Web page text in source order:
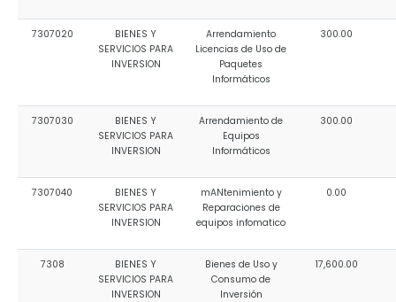
7307020
BIENES Y
SERVICIOS PARA
INVERSION
Arrendamiento
Licencias de Uso de
Paquetes
Informáticos
300.00
7307030
BIENES Y
SERVICIOS PARA
INVERSION
Arrendamiento de
Equipos
Informáticos
300.00
7307040
BIENES Y
SERVICIOS PARA
INVERSION
mANtenimiento y
Reparaciones de
equipos infomatico
0.00
7308
BIENES Y
SERVICIOS PARA
INVERSION
Bienes de Uso y
Consumo de
Inversión
17,600.00